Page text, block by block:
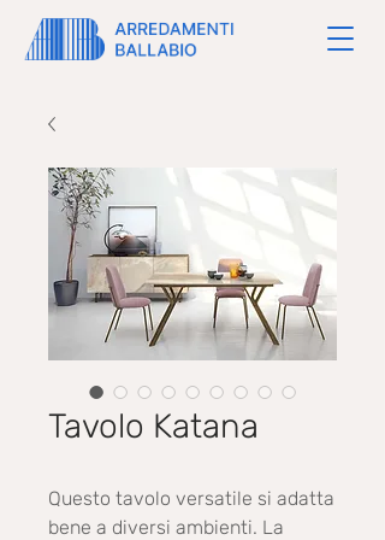
Tavolo Katana
Questo tavolo versatile si adatta
bene a diversi ambienti. La